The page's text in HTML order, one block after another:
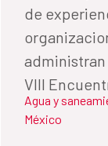
de
administran
VIII
Agua y
México